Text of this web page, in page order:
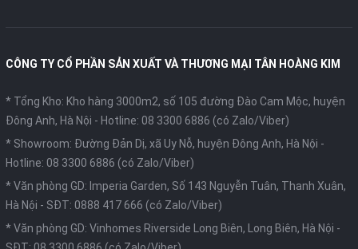
CÔNG TY CỔ PHẦN SẢN XUẤT VÀ THƯƠNG MẠI TÂN HOÀNG KIM
* Tổng Kho: Kho hàng 3000m2, số 105 đường Đào Cam Mộc, huyện
Đông Anh, Hà Nội - Hotline: 08 3300 6886 (có Zalo/Viber)
* Showroom: Đường Đản Dị, xã Uy Nỗ, huyện Đông Anh, Hà Nội -
Hotline: 08 3300 6886 (có Zalo/Viber)
* Văn phòng GD: Imperia Garden, Số 143 Nguyễn Tuân, Thanh Xuân,
Hà Nội - SĐT: 0888 417 666 (có Zalo/Viber)
* Văn phòng GD: Vinhomes Riverside Long Biên, Long Biên, Hà Nội -